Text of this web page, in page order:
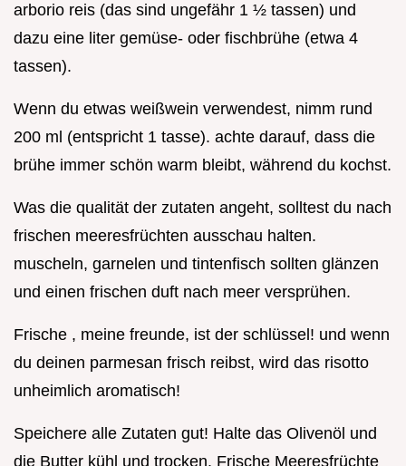
arborio reis (das sind ungefähr 1 ½ tassen) und
dazu eine liter gemüse- oder fischbrühe (etwa 4
tassen).
Wenn du etwas weißwein verwendest, nimm rund
200 ml (entspricht 1 tasse). achte darauf, dass die
brühe immer schön warm bleibt, während du kochst.
Was die qualität der zutaten angeht, solltest du nach
frischen meeresfrüchten ausschau halten.
muscheln, garnelen und tintenfisch sollten glänzen
und einen frischen duft nach meer versprühen.
Frische , meine freunde, ist der schlüssel! und wenn
du deinen parmesan frisch reibst, wird das risotto
unheimlich aromatisch!
Speichere alle Zutaten gut! Halte das Olivenöl und
die Butter kühl und trocken. Frische Meeresfrüchte